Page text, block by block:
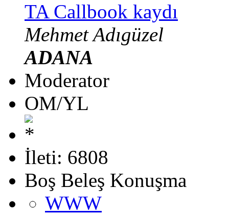
TA Callbook kaydı
Mehmet Adıgüzel
ADANA
Moderator
OM/YL
İleti: 6808
Boş Beleş Konuşma
WWW